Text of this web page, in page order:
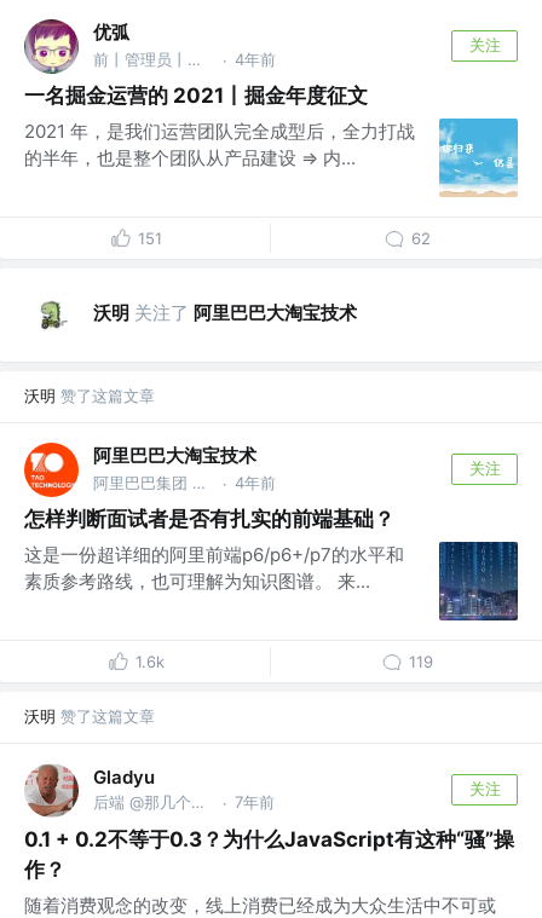
优弧
前丨管理员丨首席客服君丨运营负责人 @掘金 · 4年前
关注
一名掘金运营的 2021丨掘金年度征文
2021 年，是我们运营团队完全成型后，全力打战
的半年，也是整个团队从产品建设 => 内...
151 62
沃明 关注了 阿里巴巴大淘宝技术
沃明 赞了这篇文章
阿里巴巴大淘宝技术
阿里巴巴集团 @大淘宝技术，服务9亿用户，赋能各行业1000万商家，作为核心技术团队保障14次双十一购物狂欢节成功 · 4年前
关注
怎样判断面试者是否有扎实的前端基础？
这是一份超详细的阿里前端p6/p6+/p7的水平和
素质参考路线，也可理解为知识图谱。 来...
1.6k 119
沃明 赞了这篇文章
Gladyu
后端 @那几个字不认识 · 7年前
关注
0.1 + 0.2不等于0.3？为什么JavaScript有这种“骚”操
作？
随着消费观念的改变，线上消费已经成为大众生活中不可或